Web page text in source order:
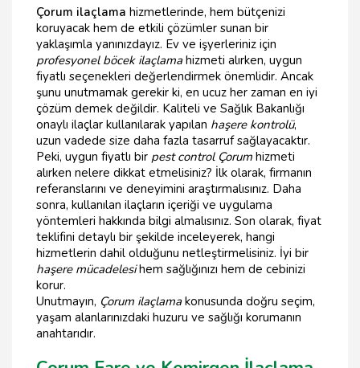
Çorum ilaçlama hizmetlerinde, hem bütçenizi
koruyacak hem de etkili çözümler sunan bir
yaklaşımla yanınızdayız. Ev ve işyerleriniz için
profesyonel böcek ilaçlamahizmeti alırken, uygun
fiyatlı seçenekleri değerlendirmek önemlidir. Ancak
şunu unutmamak gerekir ki, en ucuz her zaman en iyi
çözüm demek değildir. Kaliteli ve Sağlık Bakanlığı
onaylı ilaçlar kullanılarak yapılan haşere kontrolü,
uzun vadede size daha fazla tasarruf sağlayacaktır.
Peki, uygun fiyatlı bir pest control Çorum hizmeti
alırken nelere dikkat etmelisiniz? İlk olarak, firmanın
referanslarını ve deneyimini araştırmalısınız. Daha
sonra, kullanılan ilaçların içeriği ve uygulama
yöntemleri hakkında bilgi almalısınız. Son olarak, fiyat
teklifini detaylı bir şekilde inceleyerek, hangi
hizmetlerin dahil olduğunu netleştirmelisiniz. İyi bir
haşere mücadelesihem sağlığınızı hem de cebinizi
korur.
Unutmayın, Çorum ilaçlamakonusunda doğru seçim,
yaşam alanlarınızdaki huzuru ve sağlığı korumanın
anahtarıdır.